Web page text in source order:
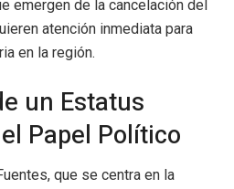
emergen de la cancelación del
atención inmediata para
en la región.
un Estatus
Papel Político
que se centra en la